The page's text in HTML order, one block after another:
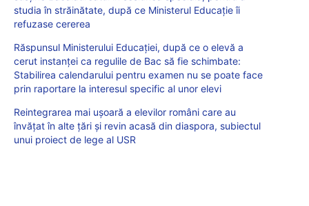
studia în străinătate, după ce Ministerul Educație îi
refuzase cererea
Răspunsul Ministerului Educației, după ce o elevă a
cerut instanței ca regulile de Bac să fie schimbate:
Stabilirea calendarului pentru examen nu se poate face
prin raportare la interesul specific al unor elevi
Reintegrarea mai ușoară a elevilor români care au
învățat în alte țări și revin acasă din diaspora, subiectul
unui proiect de lege al USR